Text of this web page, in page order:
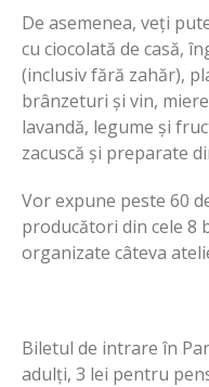
De asemenea, veți
cu ciocolată de casă,
(inclusiv fără zahăr),
brânzeturi și vin,
lavandă, legume și
zacuscă și preparate
Vor expune peste 60
producători din cele 8
organizate câteva
Biletul de intrare în
adulți, 3 lei pentru